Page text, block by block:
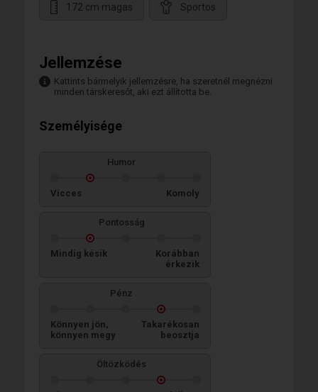
172 cm magas Sportos
Jellemzése
Kattints bármelyik jellemzésre, ha szeretnél megnézni
minden társkeresőt, aki ezt állította be.
Személyisége
Humor
Vicces Komoly
Pontosság
Mindig késik
Korábban
érkezik
Pénz
Könnyen jön,
könnyen megy
Takarékosan
beosztja
Öltözködés